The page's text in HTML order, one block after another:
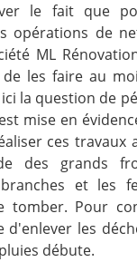
le fait que
opérations de
ML
les faire au
ici la question de
mise en
ces travaux
des grands
et les
tomber. Pour
d'enlever les
débute.